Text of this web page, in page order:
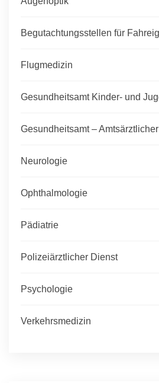
Begutachtungsstellen für
Flugmedizin
Gesundheitsamt Kinder- und
Gesundheitsamt –
Neurologie
Ophthalmologie
Pädiatrie
Polizeiärztlicher Dienst
Psychologie
Verkehrsmedizin